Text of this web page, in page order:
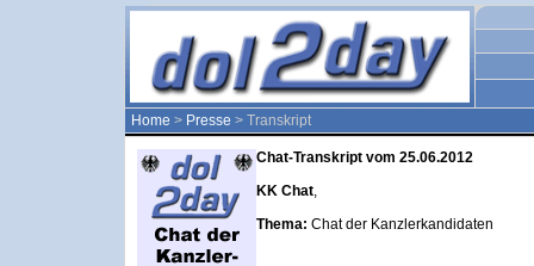
Home > Presse > Transkript
Chat-Transkript vom 25.06.2012
KK Chat,
Thema: Chat der Kanzlerkandidaten